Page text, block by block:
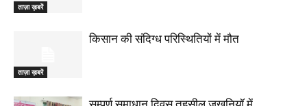
ताज़ा ख़बरें
ताज़ा ख़बरें
किसान की संदिग्ध परिस्थितियों में मौत